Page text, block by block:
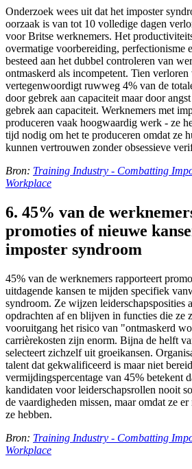
Onderzoek wees uit dat het imposter
oorzaak is van tot 10 volledige dagen
voor Britse werknemers. Het
overmatige voorbereiding, perfectionisme
besteed aan het dubbel controleren van
ontmaskerd als incompetent. Tien
vertegenwoordigt ruwweg 4% van de
door gebrek aan capaciteit maar door
gebrek aan capaciteit. Werknemers met
produceren vaak hoogwaardig werk - ze
tijd nodig om het te produceren omdat ze
kunnen vertrouwen zonder obsessieve
Bron: Training Industry - Combatting
Workplace
6. 45% van de
promoties of nieuwe
imposter syndroom
45% van de werknemers rapporteert
uitdagende kansen te mijden specifiek
syndroom. Ze wijzen leiderschapsposities
opdrachten af en blijven in functies die ze
vooruitgang het risico van "ontmaskerd
carrièrekosten zijn enorm. Bijna de helft
selecteert zichzelf uit groeikansen.
talent dat gekwalificeerd is maar niet
vermijdingspercentage van 45% betekent
kandidaten voor leiderschapsrollen nooit
de vaardigheden missen, maar omdat ze
ze hebben.
Bron: Training Industry - Combatting
Workplace